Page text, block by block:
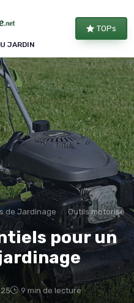
JARDIN
TOPs
de Jardinage Outils motorisés
pour un
9 min de lecture